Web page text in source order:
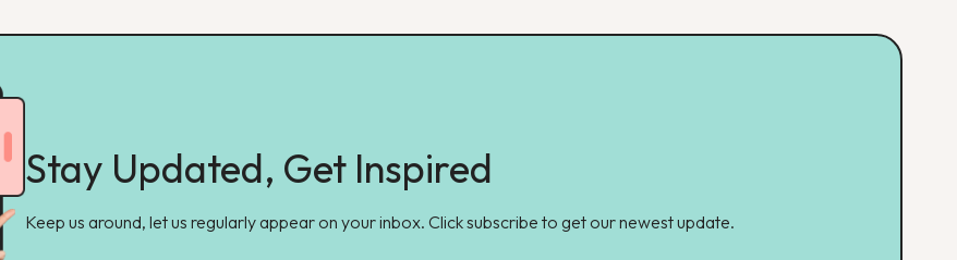
Stay Updated, Get Inspired
Keep us around, let us regularly appear on your inbox. Click subscribe to get our newest update.